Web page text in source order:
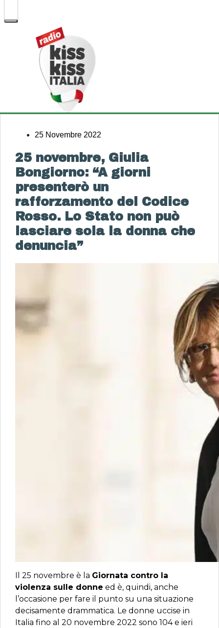
25 Novembre 2022
25 novembre, Giulia
Bongiorno: “A giorni
presenterò un
rafforzamento del Codice
Rosso. Lo Stato non può
lasciare sola la donna che
denuncia”
Il 25 novembre è la Giornata contro la
violenza sulle donne ed è, quindi, anche
l’occasione per fare il punto su una situazione
decisamente drammatica. Le donne uccise in
Italia fino al 20 novembre 2022 sono 104 e ieri